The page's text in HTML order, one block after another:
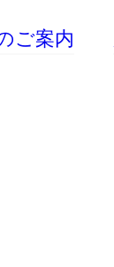
ご案内